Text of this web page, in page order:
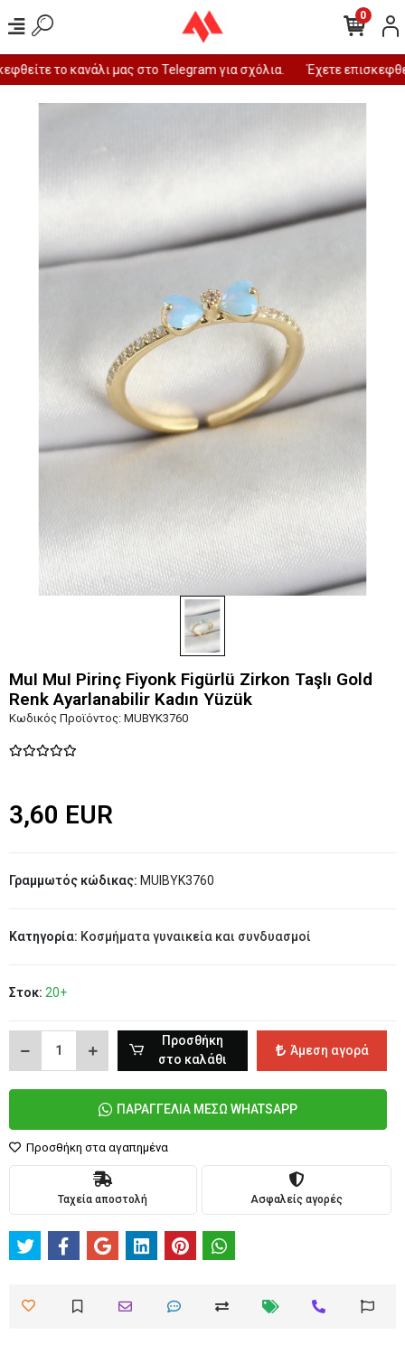
το κανάλι μας στο Telegram για σχόλια. Έχετε
0
MuI MuI Pirinç Fiyonk Figürlü Zirkon Taşlı Gold
Renk Ayarlanabilir Kadın Yüzük
Κωδικός Προϊόντος: MUBYK3760
3,60 EUR
Γραμμωτός κώδικας: MUIBYK3760
Κατηγορία: Κοσμήματα γυναικεία και συνδυασμοί
Στοκ: 20+
Προσθήκη
στο καλάθι
Άμεση αγορά
ΠΑΡΑΓΓΕΛΙΑ ΜΕΣΩ WHATSAPP
Προσθήκη στα αγαπημένα
Ταχεία αποστολή Ασφαλείς αγορές